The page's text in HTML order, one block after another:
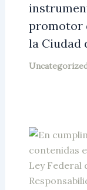
promotor
la Ciudad